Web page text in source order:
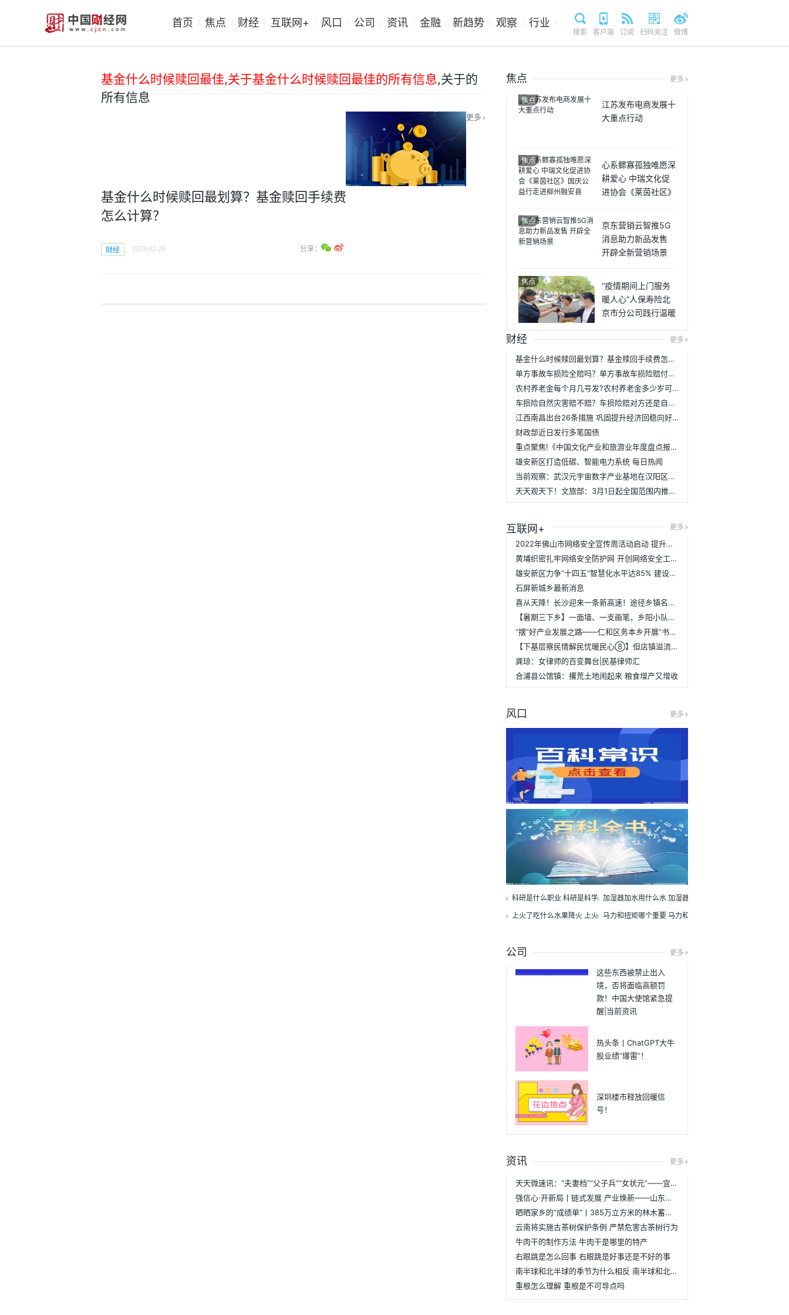
首页 焦点 财经 互联网+ 风口 公司 资讯 金融 新趋势 观察 行业
搜索 客户端 订阅 扫码关注 微博
基金什么时候赎回最佳,关于基金什么时候赎回最佳的所有信息,关于的
所有信息
更多
基金什么时候赎回最划算？基金赎回手续费
怎么计算？
财经 2023-02-28 分享：
焦点 更多
焦点
江苏发布电商发展十
大重点行动
焦点
心系鳏寡孤独唯愿深
耕爱心 中瑞文化促
进协会《莱茵社区》
焦点
京东营销云智推5G
消息助力新品发售
开辟全新营销场景
焦点
“疫情期间上门服务
暖人心”人保寿险北
京市分公司践行温暖
财经 更多
基金什么时候赎回最划算？基金赎回手续费怎么计算？
单方事故车损险全赔吗？单方事故车损险赔付比例是多少？
农村养老金每个月几号发?农村养老金多少岁可以领取？
车损险自然灾害赔不赔？车损险赔对方还是自己？
江西南昌出台26条措施 巩固提升经济回稳向好态势 天天热点
财政部近日发行多笔国债
重点聚焦!《中国文化产业和旅游业年度盘点报告（2022）》在京发布
雄安新区打造低碳、智能电力系统 每日热闻
当前观察：武汉元宇宙数字产业基地在汉阳区揭牌
天天观天下！文旅部：3月1日起全国范围内推行应用文旅市场涉企电子证照
互联网+ 更多
2022年佛山市网络安全宣传周活动启动 提升网络安全防护技能
黄埔织密扎牢网络安全防护网 开创网络安全工作新局面
雄安新区力争“十四五”智慧化水平达85% 建设数字化成果高效转化机制
石屏新城乡最新消息
喜从天降！长沙迎来一条新高速！途径乡镇名单曝光！
【暑期三下乡】一面墙、一支画笔，乡阳小队为鱼子村添新景
“摆”好产业发展之路——仁和区务本乡开展“书记龙门阵”主题坝坝会
【下基层察民情解民忧暖民心⑧】但店镇溢流河卫生院扎实推进基本公共卫生服务和“323”攻坚行动
龚琼：女律师的百变舞台|民基律师汇
合浦县公馆镇：撂荒土地闹起来 粮食增产又增收
风口 更多
科研是什么职业 科研是科学家吗加湿器加水用什么水 加湿器可以加自来水吗
上火了吃什么水果降火 上火了能吃芒果吗马力和扭矩哪个重要 马力和扭矩分别决定什么
公司 更多
这些东西被禁止出入
境，否将面临高额罚
款！中国大使馆紧急提
醒|当前资讯
热头条丨ChatGPT大牛
股业绩“爆雷”！
深圳楼市释放回暖信
号！
资讯 更多
天天微速讯：“夫妻档”“父子兵”“女状元”——宜春种粮能人的“春耕愿景”
强信心·开新局丨链式发展 产业焕新——山东泰安以新型工业化培育经济持久动能|天天时讯
晒晒家乡的“成绩单”丨385万立方米的林木蓄积量
云南将实施古茶树保护条例 严禁危害古茶树行为
牛肉干的制作方法 牛肉干是哪里的特产
右眼跳是怎么回事 右眼跳是好事还是不好的事
南半球和北半球的季节为什么相反 南半球和北半球的季节有什么不同
重根怎么理解 重根是不可导点吗